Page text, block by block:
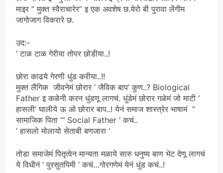
माइर ” मुक्त स्वैराचारेर” इ एक अवशेष छ.येरो बी पुरावा लेंगीम
जागोजाग विकरारे छ.
उद:-
‘ टाळ टाळ गेरीया तोपर छोडीया..!
छोरा काढये गेरणी धुंड करीया..!!
मुक्त लैंगिक जीवनेमं छोरार ‘ जैविक बाप’ कुण..? Biological
Father इ कळेनी करन धुंडणू लागचं. धुंडेमं छोरार गळेमं जो माटी ‘
हासली’ घालीये ऊ ओ छोरार बाप..! येनं समाज शास्त्रेर भाषामं ”
सामाजिक पिता “‘ Social Father ‘ कचं..
‘ हासलो मोलायो सेताबी बणजारा ‘
तोडा समाजेमं पितृत्वेन मान्यता मळाये सारु धनुष्य बाण भेट देणू लागचं
ये विधीनं ‘ पुरसुतपिमी ‘ कचं…गोरगणेमं येनं धुंड कचं..!